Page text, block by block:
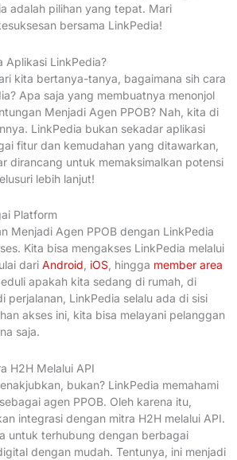
adalah pilihan yang tepat. Mari
bersama LinkPedia!
Aplikasi LinkPedia?
kita bertanya-tanya, bagaimana sih cara
Apa saja yang membuatnya menonjol
Menjadi Agen PPOB? Nah, kita di
LinkPedia bukan sekadar aplikasi
fitur dan kemudahan yang ditawarkan,
dirancang untuk memaksimalkan potensi
lebih lanjut!
Platform
Menjadi Agen PPOB dengan LinkPedia
Kita bisa mengakses LinkPedia melalui
dari Android iOS , hingga member area
apakah kita sedang di rumah, di
perjalanan, LinkPedia selalu ada di sisi
akses ini, kita bisa melayani pelanggan
saja.
H2H Melalui API
bukan? LinkPedia memahami
agen PPOB. Oleh karena itu,
integrasi dengan mitra H2H melalui API.
untuk terhubung dengan berbagai
dengan mudah. Tentunya, ini menjadi